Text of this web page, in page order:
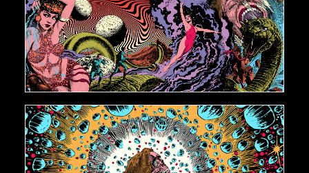
AJOUTER AU PANIER
€400,00
AJOUTER AU PANIER